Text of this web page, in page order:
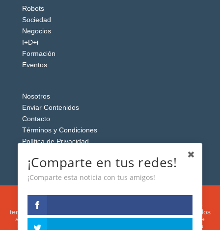
Robots
Sociedad
Negocios
I+D+i
Formación
Eventos
Nosotros
Enviar Contenidos
Contacto
Términos y Condiciones
Política de Privacidad
Esta web usa cookies analíticas y publicitarias (propias y de
terceros) para analizar el tráfico y personalizar el contenido y los
anuncios que le mostremos de acuerdo con su navegación e
intereses, buscando así mejorar su experiencia. Si presiona
¡Comparte en tus redes!
¡Comparte esta noticia con tus amigos!